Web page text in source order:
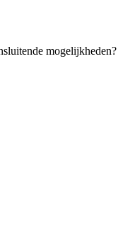
mogelijkheden?